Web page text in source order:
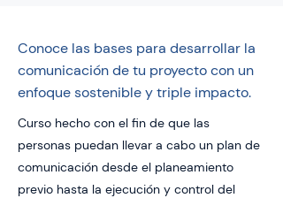
Conoce las bases para desarrollar la
comunicación de tu proyecto con un
enfoque sostenible y triple impacto.
Curso hecho con el fin de que las
personas puedan llevar a cabo un plan de
comunicación desde el planeamiento
previo hasta la ejecución y control del